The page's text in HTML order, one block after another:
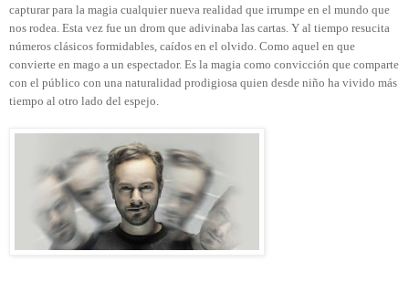
capturar para la magia cualquier nueva realidad que irrumpe en el mundo que
nos rodea. Esta vez fue un drom que adivinaba las cartas. Y al tiempo resucita
números clásicos formidables, caídos en el olvido. Como aquel en que
convierte en mago a un espectador. Es la magia como convicción que comparte
con el público con una naturalidad prodigiosa quien desde niño ha vivido más
tiempo al otro lado del espejo.